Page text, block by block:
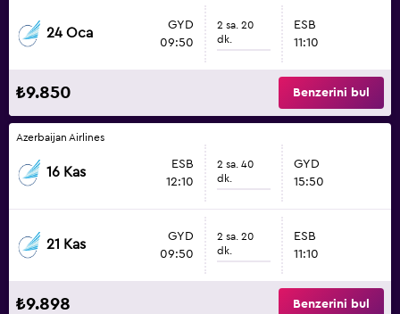
24 Oca
GYD
09:50
2 sa. 20
dk.
ESB
11:10
₺9.850 Benzerini bul
Azerbaijan Airlines
16 Kas
ESB
12:10
2 sa. 40
dk.
GYD
15:50
21 Kas
GYD
09:50
2 sa. 20
dk.
ESB
11:10
₺9.898 Benzerini bul